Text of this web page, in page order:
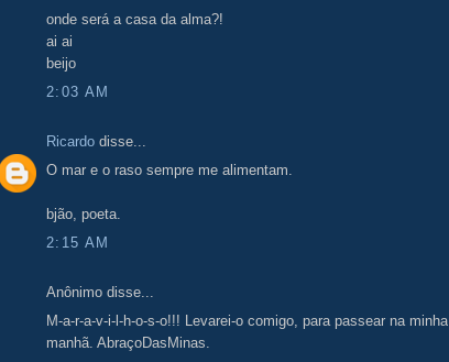
onde será a casa da alma?!
ai ai
beijo
2:03 AM
Ricardo disse...
O mar e o raso sempre me alimentam.
bjão, poeta.
2:15 AM
Anônimo disse...
M-a-r-a-v-i-l-h-o-s-o!!! Levarei-o comigo, para passear na minha
manhã. AbraçoDasMinas.